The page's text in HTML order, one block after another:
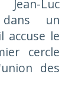
Luc
un
accuse le
cercle
des